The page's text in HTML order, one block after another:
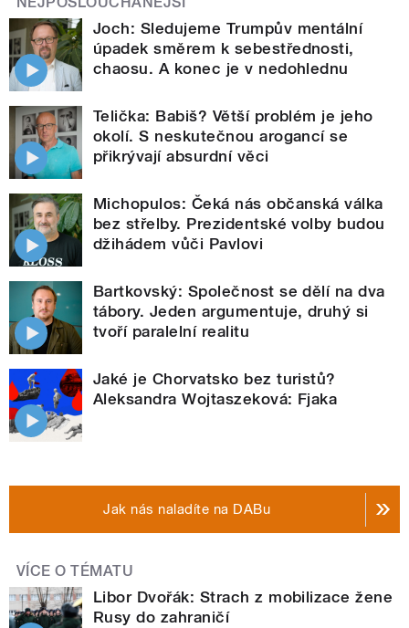
Joch: Sledujeme Trumpův mentální
úpadek směrem k sebestřednosti,
chaosu. A konec je v nedohlednu
Telička: Babiš? Větší problém je jeho
okolí. S neskutečnou arogancí se
přikrývají absurdní věci
Michopulos: Čeká nás občanská válka
bez střelby. Prezidentské volby budou
džihádem vůči Pavlovi
Bartkovský: Společnost se dělí na dva
tábory. Jeden argumentuje, druhý si
tvoří paralelní realitu
Jaké je Chorvatsko bez turistů?
Aleksandra Wojtaszeková: Fjaka
Jak nás naladíte na DABu
VÍCE O TÉMATU
Libor Dvořák: Strach z mobilizace žene
Rusy do zahraničí